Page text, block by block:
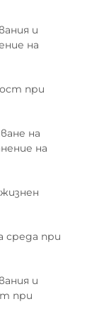
и
на
при
на
на
среда при
и
при